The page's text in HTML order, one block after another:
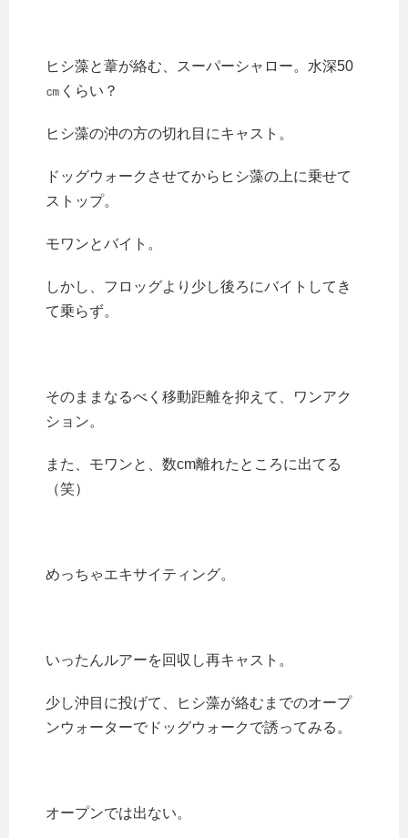
ヒシ藻と葦が絡む、スーパーシャロー。水深50
㎝くらい？
ヒシ藻の沖の方の切れ目にキャスト。
ドッグウォークさせてからヒシ藻の上に乗せて
ストップ。
モワンとバイト。
しかし、フロッグより少し後ろにバイトしてき
て乗らず。
そのままなるべく移動距離を抑えて、ワンアク
ション。
また、モワンと、数cm離れたところに出てる
（笑）
めっちゃエキサイティング。
いったんルアーを回収し再キャスト。
少し沖目に投げて、ヒシ藻が絡むまでのオープ
ンウォーターでドッグウォークで誘ってみる。
オープンでは出ない。